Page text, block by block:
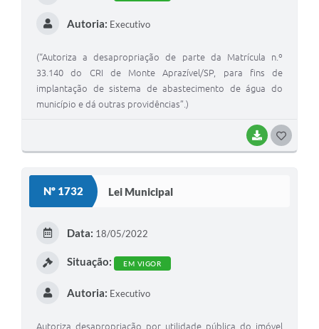
BAIXAR
Autoria: Executivo
(“Autoriza a desapropriação de parte da Matrícula n.º
33.140 do CRI de Monte Aprazível/SP, para fins de
implantação de sistema de abastecimento de água do
município e dá outras providências”.)
Nº 1732 Lei Municipal
Data: 18/05/2022
Situação: EM VIGOR
Autoria: Executivo
Autoriza desapropriação por utilidade pública do imóvel